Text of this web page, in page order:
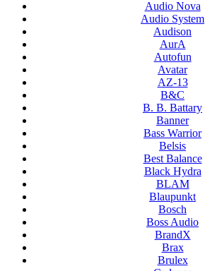
Audio Nova
Audio System
Audison
AurA
Autofun
Avatar
AZ-13
B&C
B. B. Battary
Banner
Bass Warrior
Belsis
Best Balance
Black Hydra
BLAM
Blaupunkt
Bosch
Boss Audio
BrandX
Brax
Brulex